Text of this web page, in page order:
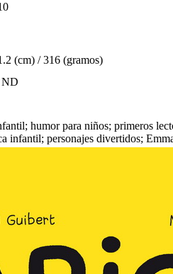
(cm) / 316 (gramos)
ND
humor para niños; primeros
infantil; personajes divertidos;